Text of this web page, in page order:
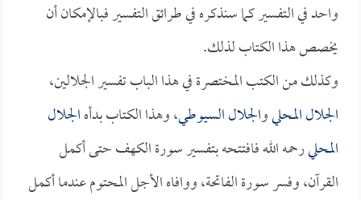
واحد في التفسير كما سنذكره في طرائق التفسير فبالإمكان أن
يخصص هذا الكتاب لذلك.
وكذلك من الكتب المختصرة في هذا الباب تفسير الجلالين،
الجلال المحليوالجلال السيوطي، وهذا الكتاب بدأهالجلال
المحليرحمه الله فافتتحه بتفسير سورة الكهف حتى أكمل
القرآن، وفسر سورة الفاتحة، ووافاه الأجل المحتوم عندما أكمل